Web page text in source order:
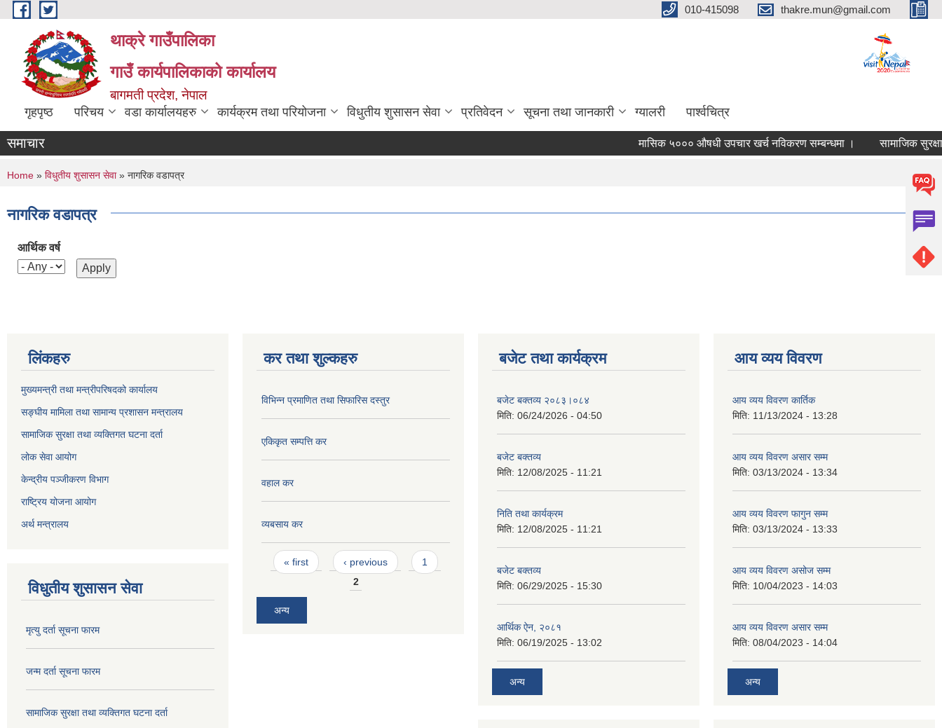
Skip to main content 010-415098 thakre.mun@gmail.com
थाक्रे गाउँपालिका
गाउँ कार्यपालिकाको कार्यालय
बागमती प्रदेश, नेपाल
गृहपृष्ठ परिचय वडा कार्यालयहरु कार्यक्रम तथा परियोजना विधुतीय शुसासन सेवा प्रतिवेदन सूचना तथा जानकारी ग्यालरी पार्श्वचित्र
समाचार मासिक ५००० औषधी उपचार खर्च नविकरण सम्बन्धमा । सामाजिक सुरक्षा
You are here
Home » विधुतीय शुसासन सेवा» नागरिक वडापत्र
नागरिक वडापत्र
आर्थिक वर्ष
लिंकहरु
मुख्यमन्त्री तथा मन्त्रीपरिषदको कार्यालय
सङ्घीय मामिला तथा सामान्य प्रशासन मन्त्रालय
सामाजिक सुरक्षा तथा व्यक्तिगत घटना दर्ता
लोक सेवा आयोग
केन्द्रीय पञ्जीकरण विभाग
राष्ट्रिय योजना आयोग
अर्थ मन्त्रालय
विधुतीय शुसासन सेवा
मृत्यु दर्ता सूचना फारम
जन्म दर्ता सूचना फारम
सामाजिक सुरक्षा तथा व्यक्तिगत घटना दर्ता
कर तथा शुल्कहरु
विभिन्न प्रमाणित तथा सिफारिस दस्तुर
एकिकृत सम्पत्ति कर
वहाल कर
व्यबसाय कर
Pages
« first ‹ previous
1
2
अन्य
बजेट तथा कार्यक्रम
बजेट बक्तव्य २०८३।०८४
मिति: 06/24/2026 - 04:50
बजेट बक्तव्य
मिति: 12/08/2025 - 11:21
निति तथा कार्यक्रम
मिति: 12/08/2025 - 11:21
बजेट बक्तव्य
मिति: 06/29/2025 - 15:30
आर्थिक ऐन, २०८१
मिति: 06/19/2025 - 13:02
अन्य
आय व्यय विवरण
आय व्यय विवरण कार्तिक
मिति: 11/13/2024 - 13:28
आय व्यय विवरण असार सम्म
मिति: 03/13/2024 - 13:34
आय व्यय विवरण फागुन सम्म
मिति: 03/13/2024 - 13:33
आय व्यय विवरण असोज सम्म
मिति: 10/04/2023 - 14:03
आय व्यय विवरण असार सम्म
मिति: 08/04/2023 - 14:04
अन्य